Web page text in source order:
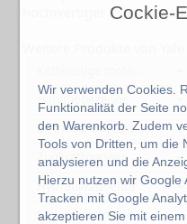
Cockie-
Wir verwenden Cookies.
Funktionalität der Seite
den Warenkorb. Zudem
Tools von Dritten, um die
analysieren und die
Hierzu nutzen wir Google
Tracken mit Google
akzeptieren Sie mit
hochwertiger Produkte
Handhebezeuge
Betriebshof Zubehör
Zugkraftmesser
Hydraulikzubehör
Lastaufnahmemittel